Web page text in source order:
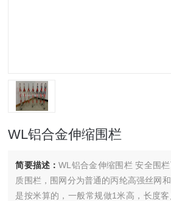
WL铝合金伸缩围栏
简要描述：WL铝合金伸缩围栏 安全围
质围栏，围网分为普通的丙纶高强丝网
是按米算的，一般常规做1米高，长度